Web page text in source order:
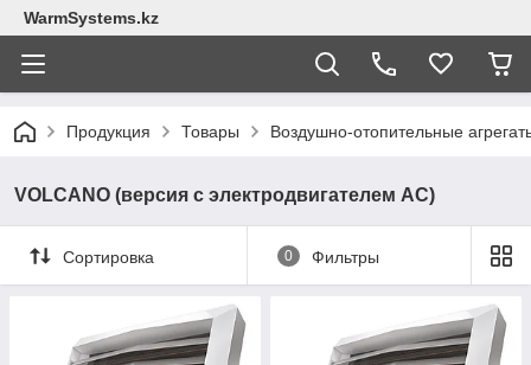
WarmSystems.kz
Продукция Товары Воздушно-отопительные
VOLCANO (версия с электродвигателем AC)
Сортировка 0 Фильтры